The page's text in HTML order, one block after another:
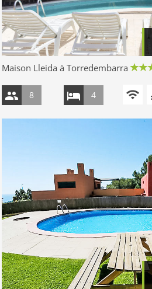
Maison Lleida à Torredembarra
8 4